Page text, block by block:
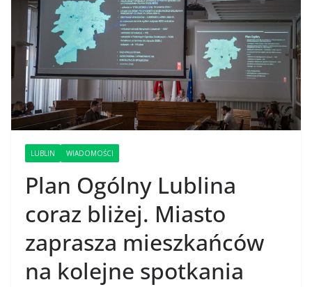
LUBLIN WIADOMOŚCI
Plan Ogólny Lublina
coraz bliżej. Miasto
zaprasza mieszkańców
na kolejne spotkania